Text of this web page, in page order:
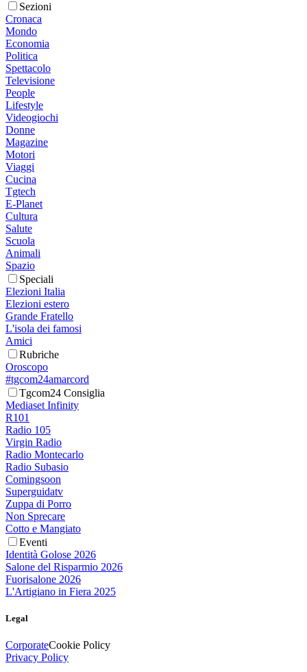
Sezioni
Cronaca
Mondo
Economia
Politica
Spettacolo
Televisione
People
Lifestyle
Videogiochi
Donne
Magazine
Motori
Viaggi
Cucina
Tgtech
E-Planet
Cultura
Salute
Scuola
Animali
Spazio
Speciali
Elezioni Italia
Elezioni estero
Grande Fratello
L'isola dei famosi
Amici
Rubriche
Oroscopo
#tgcom24amarcord
Tgcom24 Consiglia
Mediaset Infinity
R101
Radio 105
Virgin Radio
Radio Montecarlo
Radio Subasio
Comingsoon
Superguidatv
Zuppa di Porro
Non Sprecare
Cotto e Mangiato
Eventi
Identità Golose 2026
Salone del Risparmio 2026
Fuorisalone 2026
L'Artigiano in Fiera 2025
Legal
CorporateCookie Policy
Privacy Policy